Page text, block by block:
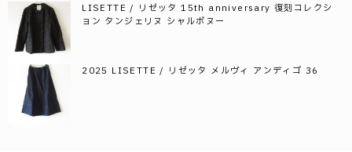
LISETTE / リゼッタ 15th anniversary 復刻コレクシ
ョン タンジェリヌ シャルボヌー
2025 LISETTE / リゼッタ メルヴィ アンディゴ 36